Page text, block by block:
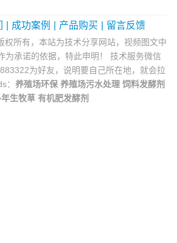
成功案例 产品购买 留言反馈
所有，本站为技术分享网站，视频图文中
为承诺的依据，特此申明！ 技术服务微信
为好友，说明要自己所在地，就会拉
： 养殖场环保 养殖场污水处理 饲料发酵剂
年生牧草 有机肥发酵剂